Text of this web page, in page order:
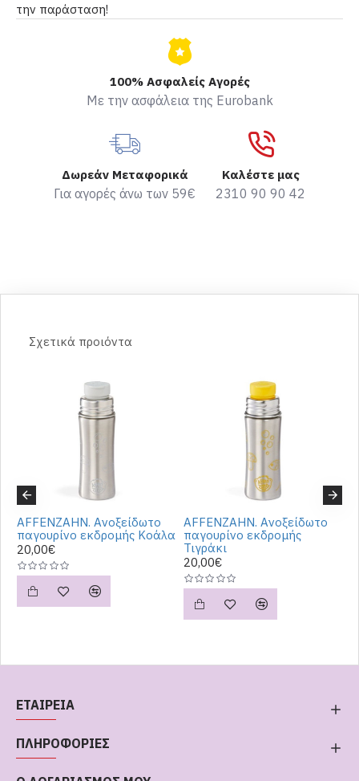
100% Ασφαλείς Αγορές
Με την ασφάλεια της Eurobank
Δωρεάν Μεταφορικά
Για αγορές άνω των 59€
Καλέστε μας
2310 90 90 42
την παράσταση!
Σχετικά προιόντα
AFFENZAHN. Ανοξείδωτο
παγουρίνο εκδρομής Κοάλα
20,00€
AFFENZAHN. Ανοξείδωτο
παγουρίνο εκδρομής
Τιγράκι
20,00€
ΕΤΑΙΡΕΙΑ
ΠΛΗΡΟΦΟΡΙΕΣ